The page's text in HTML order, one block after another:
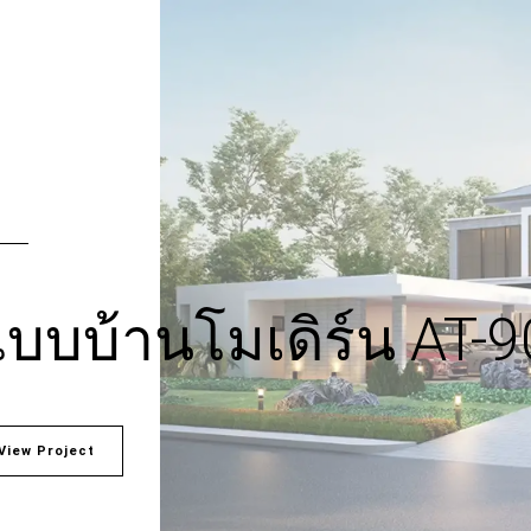
บบ้านโมเดิร์น AT-
Project